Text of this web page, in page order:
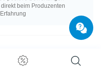
beim Produzenten